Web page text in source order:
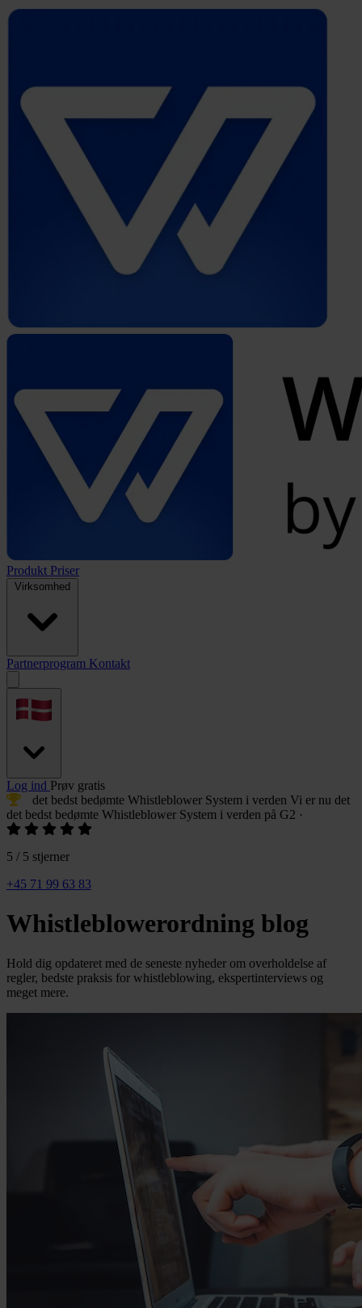
Whistleblower
Produkt Priser
Virksomhed
Partnerprogram Kontakt
menu
Log ind Prøv gratis
det bedst bedømte Whistleblower System i verden Vi er nu det
det bedst bedømte Whistleblower System i verden på G2 ·
5 / 5 stjerner
+45 71 99 63 83
Whistleblowerordning blog
Hold dig opdateret med de seneste nyheder om overholdelse af
regler, bedste praksis for whistleblowing, ekspertinterviews og
meget mere.